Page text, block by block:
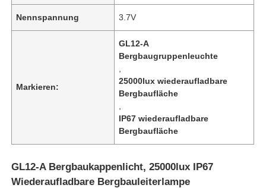
Nennspannung 3.7V
Markieren:
GL12-A
Bergbaugruppenleuchte
25000lux wiederaufladbare
Bergbaufläche
IP67 wiederaufladbare
Bergbaufläche
GL12-A Bergbaukappenlicht, 25000lux IP67
Wiederaufladbare Bergbauleiterlampe